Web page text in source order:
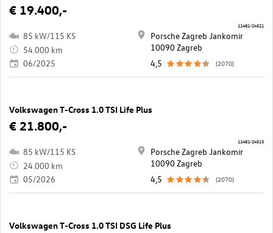
€ 19.400,-
85 kW/115 KS
54.000 km
06/2025
Porsche Zagreb Jankomir
10090 Zagreb
4,5
(2070)
11481/24521
Volkswagen T-Cross 1.0 TSI Life Plus
€ 21.800,-
85 kW/115 KS
24.000 km
05/2026
Porsche Zagreb Jankomir
10090 Zagreb
4,5
(2070)
11481/24513
Volkswagen T-Cross 1.0 TSI DSG Life Plus